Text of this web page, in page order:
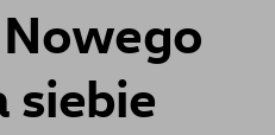
siebie